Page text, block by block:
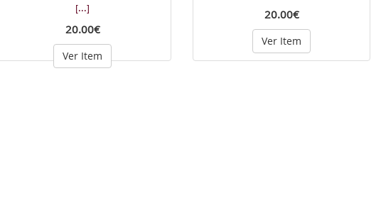
[...]
20.00€
Ver Item
20.00€
Ver Item